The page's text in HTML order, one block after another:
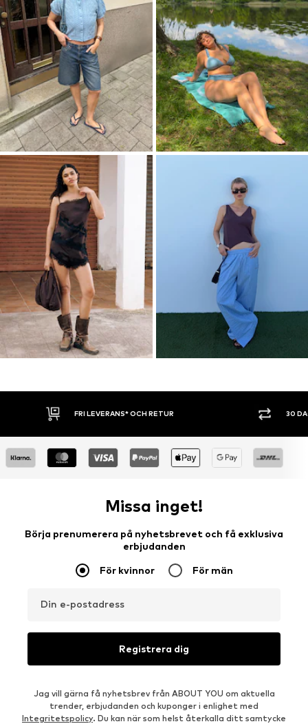
30 DAGARS ÖPPET KÖP SHOPPA NU.
Missa inget!
Börja prenumerera på nyhetsbrevet och få exklusiva
erbjudanden
För kvinnor För män
Din e-postadress
Registrera dig
Jag vill gärna få nyhetsbrev från ABOUT YOU om aktuella
trender, erbjudanden och kuponger i enlighet med
Integritetspolicy. Du kan när som helst återkalla ditt samtycke